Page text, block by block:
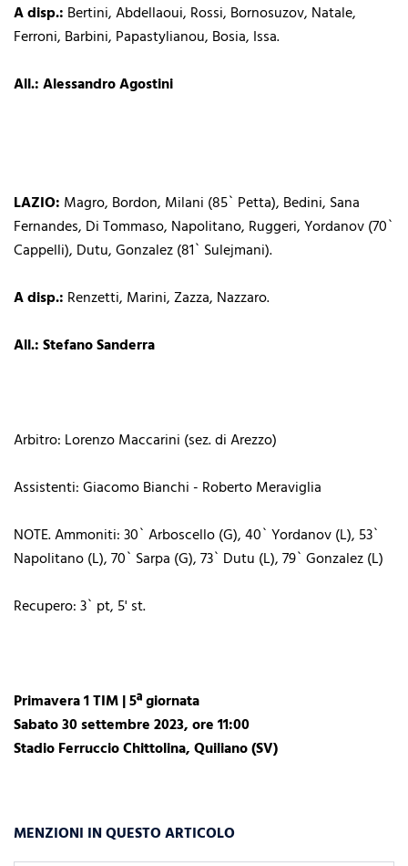
A disp.: Bertini, Abdellaoui, Rossi, Bornosuzov, Natale,
Ferroni, Barbini, Papastylianou, Bosia, Issa.
All.: Alessandro Agostini
LAZIO: Magro, Bordon, Milani (85` Petta), Bedini, Sana
Fernandes, Di Tommaso, Napolitano, Ruggeri, Yordanov (70`
Cappelli), Dutu, Gonzalez (81` Sulejmani).
A disp.: Renzetti, Marini, Zazza, Nazzaro.
All.: Stefano Sanderra
Arbitro: Lorenzo Maccarini (sez. di Arezzo)
Assistenti: Giacomo Bianchi - Roberto Meraviglia
NOTE. Ammoniti: 30` Arboscello (G), 40` Yordanov (L), 53`
Napolitano (L), 70` Sarpa (G), 73` Dutu (L), 79` Gonzalez (L)
Recupero: 3` pt, 5' st.
Primavera 1 TIM | 5ª giornata
Sabato 30 settembre 2023, ore 11:00
Stadio Ferruccio Chittolina, Quiliano (SV)
MENZIONI IN QUESTO ARTICOLO